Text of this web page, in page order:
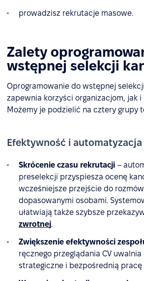
prowadzisz rekrutacje masowe.
Zalety
wstępnej selekcji
Oprogramowanie do wstępnej
zapewnia korzyści organizacjom, jak
Możemy je podzielić na cztery grupy
Efektywność i
Skrócenie czasu rekrutacji –
preselekcji przyspiesza ocenę
wcześniejsze przejście do
dopasowanymi osobami.
ułatwiają także szybsze
zwrotnej.
Zwiększenie efektywności
ręcznego przeglądania CV
strategiczne i bezpośrednią pracę